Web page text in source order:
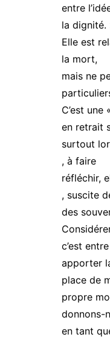
entre
la dignité.
Elle est
la mort,
mais ne
C’est
en retrait
surtout
, à faire
réfléchir,
, suscite
des
c’est
apporter
place de
propre
donnons-
en tant